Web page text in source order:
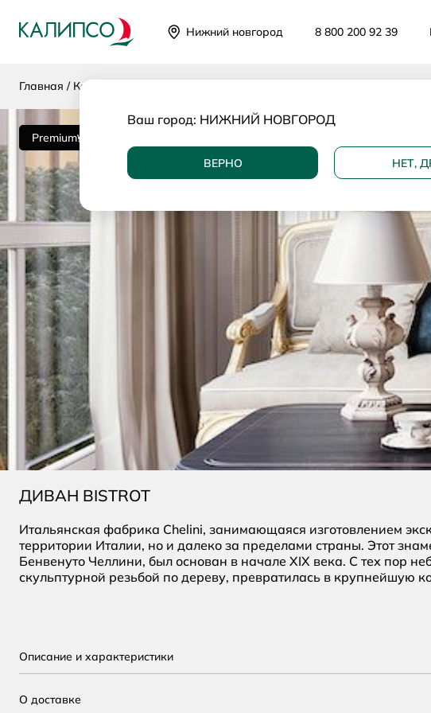
Нижний новгород 8 800 200 92 39
Главная Каталог
ДИВАН BISTROT
Итальянская фабрика Chelini, занимающаяся изготовлением
территории Италии, но и далеко за пределами страны. Этот
Бенвенуто Челлини, был основан в начале XIX века. С тех пор
скульптурной резьбой по дереву, превратилась в крупнейшую
Описание и характеристики
О доставке
Premium
Ваш город: НИЖНИЙ НОВГОРОД
ВЕРНО НЕТ,